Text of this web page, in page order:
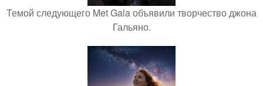
Темой следующего Met Gala объявили творчество джона
Гальяно.